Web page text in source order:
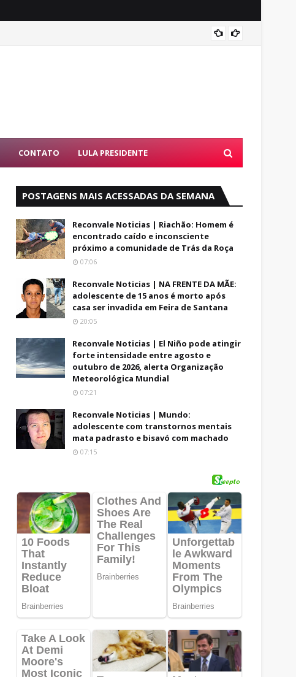
CONTATO LULA PRESIDENTE
POSTAGENS MAIS ACESSADAS DA SEMANA
Reconvale Noticias | Riachão: Homem é
encontrado caído e inconsciente
próximo a comunidade de Trás da Roça
07:06
Reconvale Noticias | NA FRENTE DA MÃE:
adolescente de 15 anos é morto após
casa ser invadida em Feira de Santana
20:05
Reconvale Noticias | El Niño pode atingir
forte intensidade entre agosto e
outubro de 2026, alerta Organização
Meteorológica Mundial
07:21
Reconvale Noticias | Mundo:
adolescente com transtornos mentais
mata padrasto e bisavó com machado
07:15